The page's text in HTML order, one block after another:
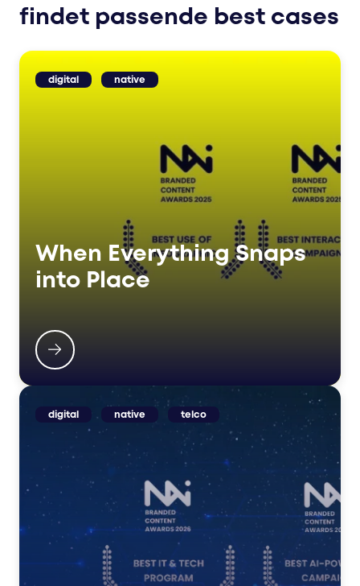
findet passende best cases
digital native
When Everything Snaps
into Place
digital native telco